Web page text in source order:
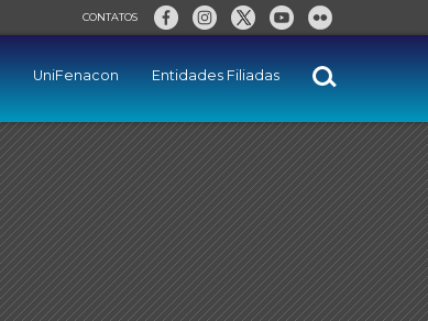
CONTATOS
UniFenacon Entidades Filiadas